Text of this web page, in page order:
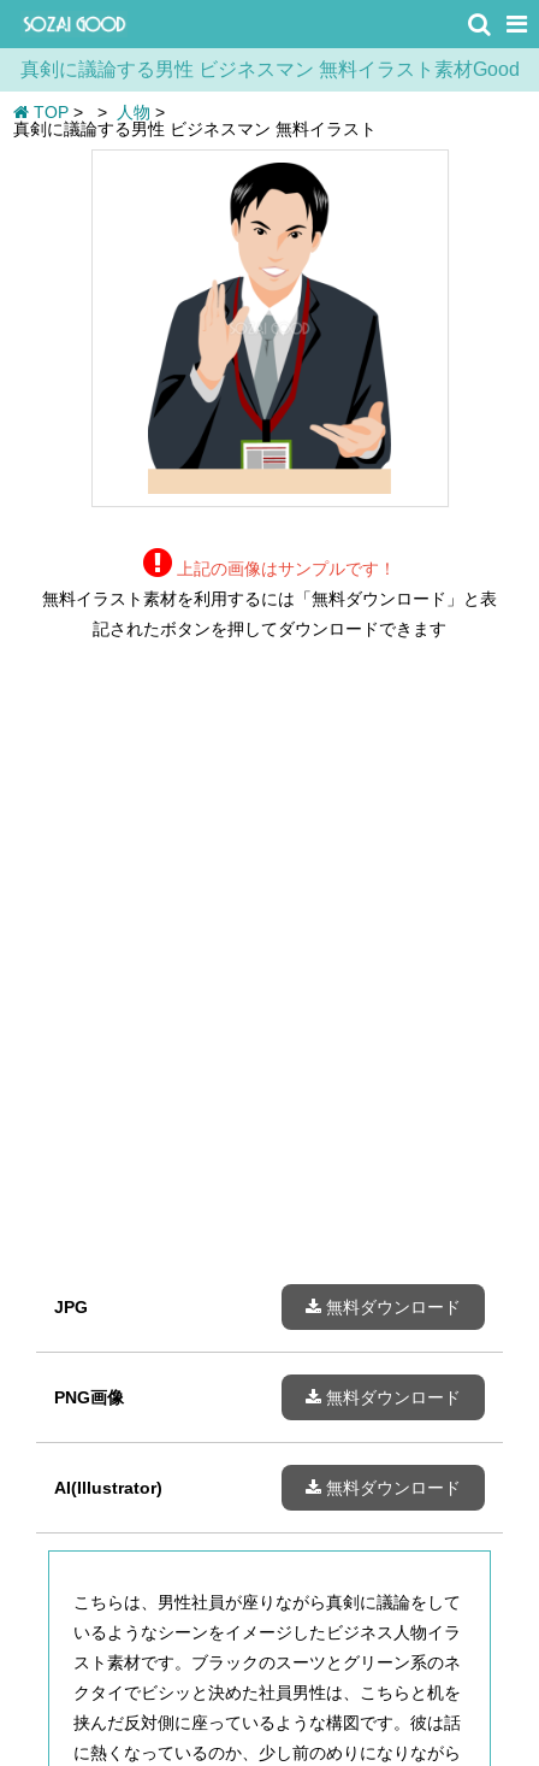
真剣に議論する男性 ビジネスマン 無料イラスト素材Good
TOP > > 人物 >
真剣に議論する男性 ビジネスマン 無料イラスト
上記の画像はサンプルです！
無料イラスト素材を利用するには「無料ダウンロード」と表
記されたボタンを押してダウンロードできます
JPG 無料ダウンロード
PNG画像 無料ダウンロード
AI(Illustrator) 無料ダウンロード
こちらは、男性社員が座りながら真剣に議論をして
いるようなシーンをイメージしたビジネス人物イラ
スト素材です。ブラックのスーツとグリーン系のネ
クタイでビシッと決めた社員男性は、こちらと机を
挟んだ反対側に座っているような構図です。彼は話
に熱くなっているのか、少し前のめりになりながら